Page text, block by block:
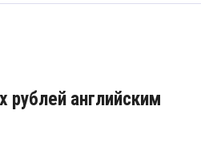
рублей английским